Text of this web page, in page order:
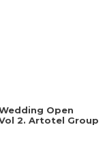
Open
2. Artotel Group